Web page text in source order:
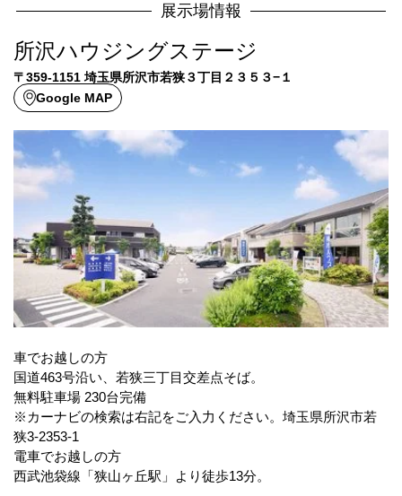
展示場情報
所沢ハウジングステージ
〒359-1151 埼玉県所沢市若狭３丁目２３５３−１
Google MAP
車でお越しの方
国道463号沿い、若狭三丁目交差点そば。
無料駐車場 230台完備
※カーナビの検索は右記をご入力ください。埼玉県所沢市若
狭3-2353-1
電車でお越しの方
西武池袋線「狭山ヶ丘駅」より徒歩13分。